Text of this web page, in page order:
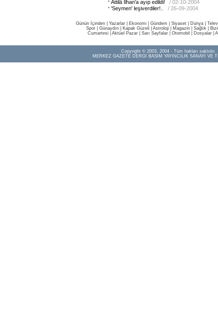
Attilâ İlhan'a ayıp edildi!
/ 02-10-2004
'Seymen' leşiverdiler!..
/ 26-09-2004
Günün İçinden Yazarlar Ekonomi Gündem Siyaset Dünya |
Spor
Günaydın Kapak Güzeli Astroloji Magazin Sağlık
Cumartesi| Aktüel Pazar| Sarı Sayfalar| Otomobil Dosyalar|
Copyright © 2003, 2004 - Tüm hakları saklıdır.
MERKEZ GAZETE DERGİ BASIM YAYINCILIK SANAYİ VE